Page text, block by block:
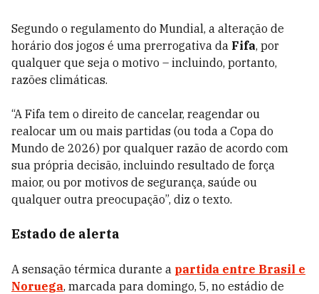
Segundo o regulamento do Mundial, a alteração de
horário dos jogos é uma prerrogativa da Fifa, por
qualquer que seja o motivo – incluindo, portanto,
razões climáticas.
“A Fifa tem o direito de cancelar, reagendar ou
realocar um ou mais partidas (ou toda a Copa do
Mundo de 2026) por qualquer razão de acordo com
sua própria decisão, incluindo resultado de força
maior, ou por motivos de segurança, saúde ou
qualquer outra preocupação”, diz o texto.
Estado de alerta
A sensação térmica durante a partida entre Brasil e
Noruega, marcada para domingo, 5, no estádio de